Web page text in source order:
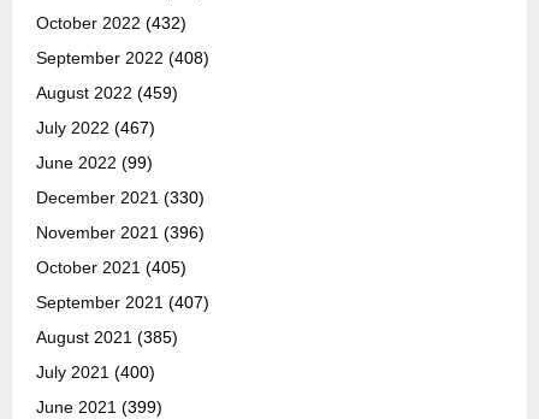
October 2022 (432)
September 2022 (408)
August 2022 (459)
July 2022 (467)
June 2022 (99)
December 2021 (330)
November 2021 (396)
October 2021 (405)
September 2021 (407)
August 2021 (385)
July 2021 (400)
June 2021 (399)